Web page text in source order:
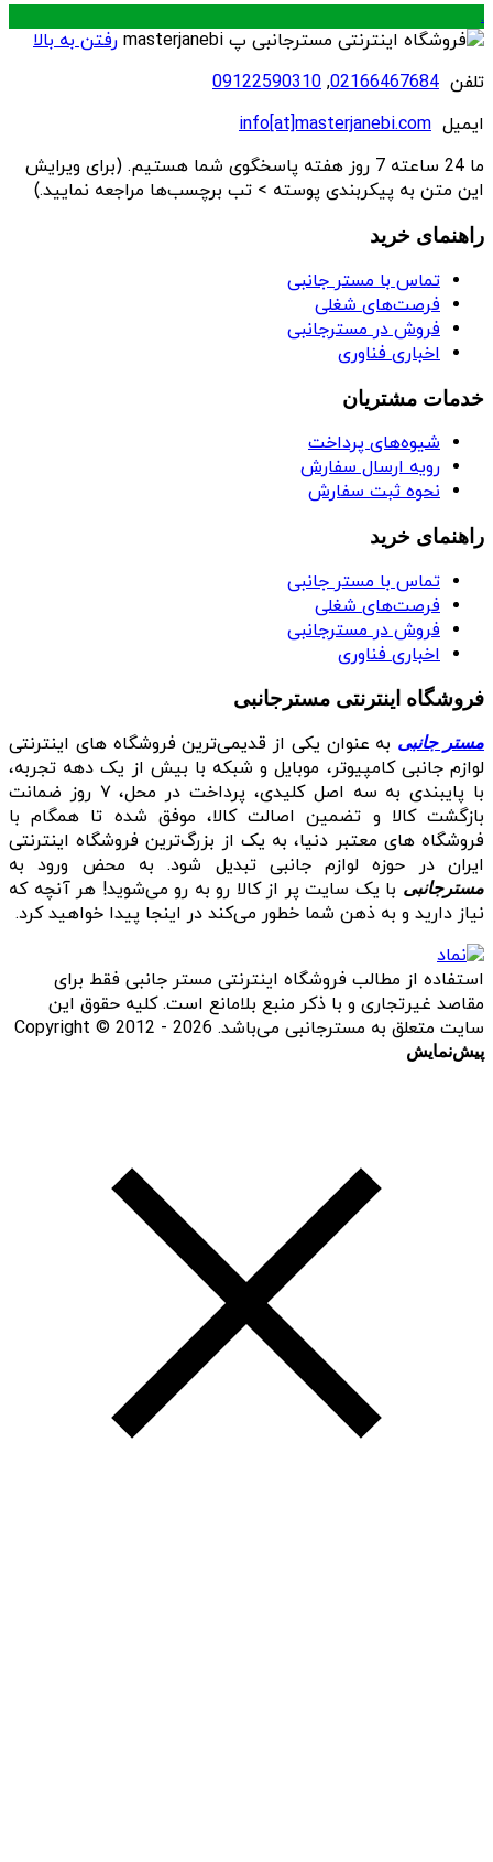
.
رفتن به بالا
تلفن 02166467684
,
09122590310
ایمیل info[at]masterjanebi.com
ما 24 ساعته 7 روز هفته پاسخگوی شما هستیم. (برای ویرایش
این متن به پیکربندی پوسته > تب برچسب‌ها مراجعه نمایید.)
راهنمای خرید
تماس با مستر جانبی
فرصت‌های شغلی
فروش در مسترجانبی
اخباری فناوری
خدمات مشتریان
شیوه‌های پرداخت
رویه ارسال سفارش
نحوه ثبت سفارش
راهنمای خرید
تماس با مستر جانبی
فرصت‌های شغلی
فروش در مسترجانبی
اخباری فناوری
فروشگاه اینترنتی مسترجانبی
مستر جانبی به عنوان یکی از قدیمی‌ترین فروشگاه های اینترنتی
لوازم جانبی کامپیوتر، موبایل و شبکه با بیش از یک دهه تجربه،
با پایبندی به سه اصل کلیدی، پرداخت در محل، ۷ روز ضمانت
بازگشت کالا و تضمین اصالت کالا، موفق شده تا همگام با
فروشگاه‌ های معتبر دنیا، به یک از بزرگ‌ترین فروشگاه اینترنتی
ایران در حوزه لوازم جانبی تبدیل شود. به محض ورود به
مسترجانبی با یک سایت پر از کالا رو به رو می‌شوید! هر آنچه که
نیاز دارید و به ذهن شما خطور می‌کند در اینجا پیدا خواهید کرد.
استفاده از مطالب فروشگاه اینترنتی مستر جانبی فقط برای
مقاصد غیرتجاری و با ذکر منبع بلامانع است. کلیه حقوق این
سایت متعلق به مسترجانبی می‌باشد. Copyright © 2012 - 2026
پیش‌نمایش